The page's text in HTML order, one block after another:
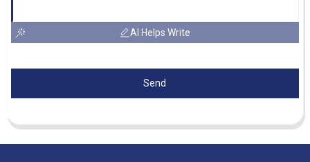
AI Helps Write
Send